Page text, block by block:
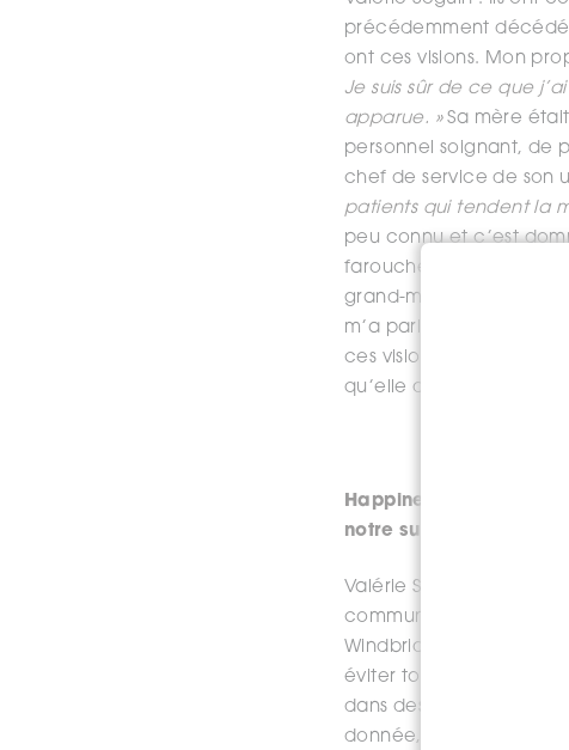
précédemment
ont ces visions. Mon
Je suis sûr de ce que
apparue. »Sa mère
personnel soignant, de
chef de service de son
patients qui tendent la
peu connu et c’est
farouchement athée,
grand-mère a aussi
m’a parlé de visions de
ces visions sont
qu’elle décède
Happinez : À votre
notre survivance post-
Valérie Seguin : Oui, je
communiquer avec des
Windbridge Institute
éviter toute tricherie. Le
dans des pièces
donnée, il doit fournir